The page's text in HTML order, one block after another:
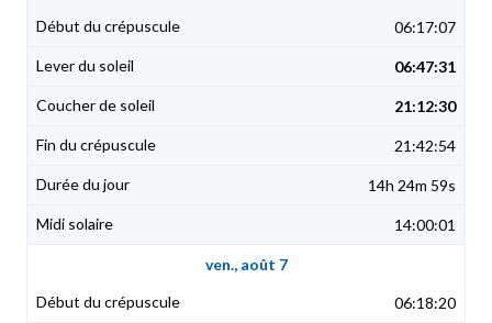
06:17:07
06:47:31
21:12:30
21:42:54
14h 24m 59s
14:00:01
ven., août 7
06:18:20